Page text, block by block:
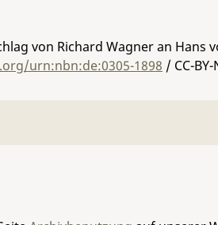
von Richard Wagner an Hans
urn:nbn:de:0305-1898 / CC-